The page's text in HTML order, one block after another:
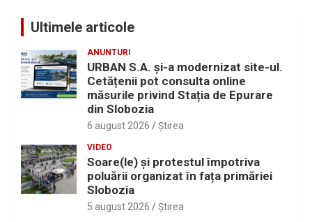
Ultimele articole
ANUNTURI
URBAN S.A. și-a modernizat site-ul.
Cetățenii pot consulta online
măsurile privind Stația de Epurare
din Slobozia
6 august 2026 Ştirea
VIDEO
Soare(le) și protestul împotriva
poluării organizat în fața primăriei
Slobozia
5 august 2026 Ştirea